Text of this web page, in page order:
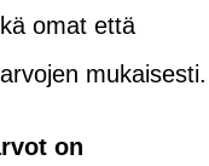
omat että
mukaisesti.
on